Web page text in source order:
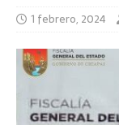
1 febrero, 2024